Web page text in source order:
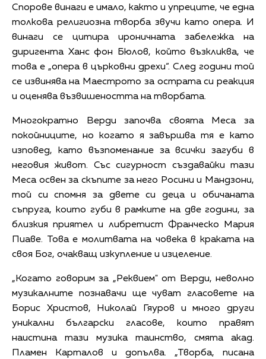
Спорове винаги е имало, както и упреците, че една
толкова религиозна творба звучи като опера. И
винаги се цитира ироничната забележка на
диригента Ханс фон Бюлов, който възкликва, че
това е „опера в църковни дрехи“. След години той
се извинява на Маестрото за острата си реакция
и оценява възвишеността на творбата.
Многократно Верди започва своята Меса за
покойниците, но когато я завършва тя е като
изповед, като възпоменание за всички загуби в
неговия живот. Със сигурност създавайки тази
Меса освен за скъпите за него Росини и Мандзони,
той си спомня за двете си деца и обичаната
съпруга, които губи в рамките на две години, за
близкия приятел и либретист Франческо Мария
Пиаве. Това е молитвата на човека в краката на
своя Бог, очакващ изкупление и изцеление.
„Когато говорим за „Реквием" от Верди, неволно
музикалните познавачи ще чуват гласовете на
Борис Христов, Николай Гяуров и много други
уникални български гласове, които правят
наистина тази музика таинство, смята акад.
Пламен Карталов и допълва. „Творба, писана